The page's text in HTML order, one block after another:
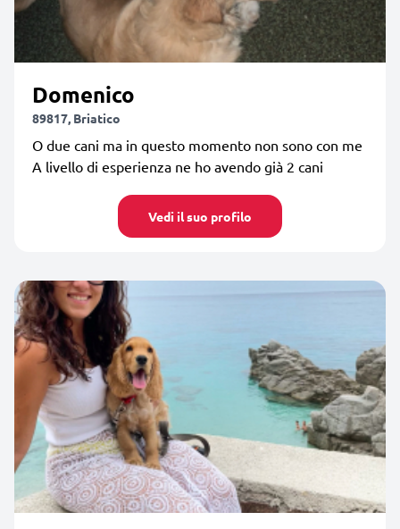
Domenico
89817, Briatico
O due cani ma in questo momento non sono con me
A livello di esperienza ne ho avendo già 2 cani
Vedi il suo profilo